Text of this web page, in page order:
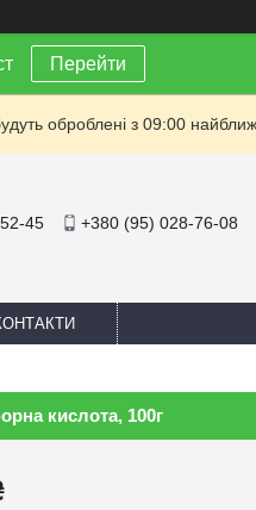
Перейти
оброблені з 09:00
45 +380 (95) 028-76-08
кислота, 100г